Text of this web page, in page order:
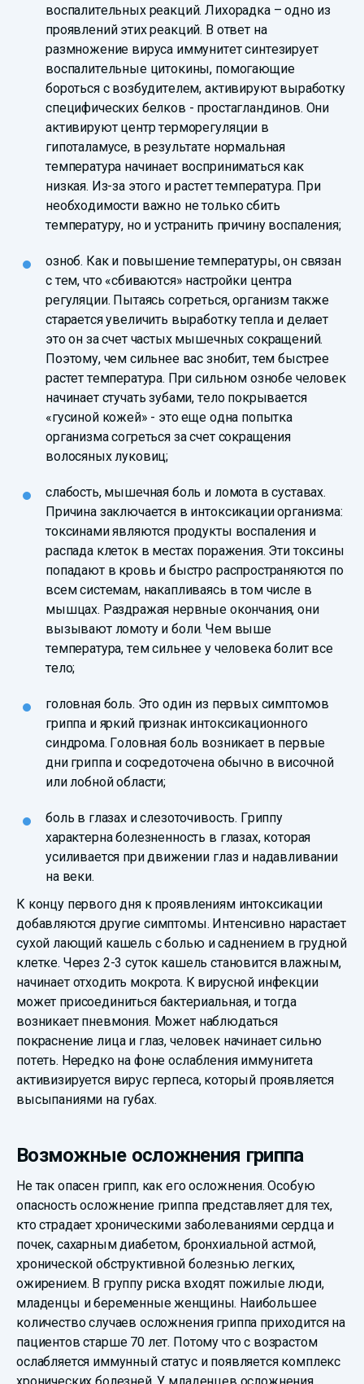
воспалительных реакций. Лихорадка – одно из
проявлений этих реакций. В ответ на
размножение вируса иммунитет синтезирует
воспалительные цитокины, помогающие
бороться с возбудителем, активируют выработку
специфических белков - простагландинов. Они
активируют центр терморегуляции в
гипоталамусе, в результате нормальная
температура начинает восприниматься как
низкая. Из-за этого и растет температура. При
необходимости важно не только сбить
температуру, но и устранить причину воспаления;
озноб. Как и повышение температуры, он связан
с тем, что «сбиваются» настройки центра
регуляции. Пытаясь согреться, организм также
старается увеличить выработку тепла и делает
это он за счет частых мышечных сокращений.
Поэтому, чем сильнее вас знобит, тем быстрее
растет температура. При сильном ознобе человек
начинает стучать зубами, тело покрывается
«гусиной кожей» - это еще одна попытка
организма согреться за счет сокращения
волосяных луковиц;
слабость, мышечная боль и ломота в суставах.
Причина заключается в интоксикации организма:
токсинами являются продукты воспаления и
распада клеток в местах поражения. Эти токсины
попадают в кровь и быстро распространяются по
всем системам, накапливаясь в том числе в
мышцах. Раздражая нервные окончания, они
вызывают ломоту и боли. Чем выше
температура, тем сильнее у человека болит все
тело;
головная боль. Это один из первых симптомов
гриппа и яркий признак интоксикационного
синдрома. Головная боль возникает в первые
дни гриппа и сосредоточена обычно в височной
или лобной области;
боль в глазах и слезоточивость. Гриппу
характерна болезненность в глазах, которая
усиливается при движении глаз и надавливании
на веки.
К концу первого дня к проявлениям интоксикации
добавляются другие симптомы. Интенсивно нарастает
сухой лающий кашель с болью и саднением в грудной
клетке. Через 2-3 суток кашель становится влажным,
начинает отходить мокрота. К вирусной инфекции
может присоединиться бактериальная, и тогда
возникает пневмония. Может наблюдаться
покраснение лица и глаз, человек начинает сильно
потеть. Нередко на фоне ослабления иммунитета
активизируется вирус герпеса, который проявляется
высыпаниями на губах.
Возможные осложнения гриппа
Не так опасен грипп, как его осложнения. Особую
опасность осложнение гриппа представляет для тех,
кто страдает хроническими заболеваниями сердца и
почек, сахарным диабетом, бронхиальной астмой,
хронической обструктивной болезнью легких,
ожирением. В группу риска входят пожилые люди,
младенцы и беременные женщины. Наибольшее
количество случаев осложнения гриппа приходится на
пациентов старше 70 лет. Потому что с возрастом
ослабляется иммунный статус и появляется комплекс